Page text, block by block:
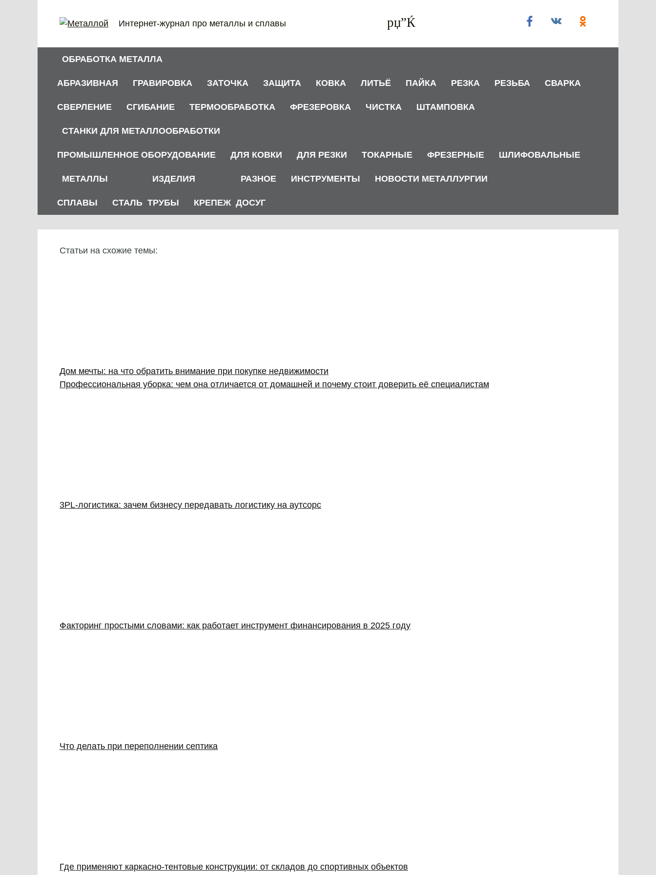
Интернет-журнал про металлы и сплавы
ОБРАБОТКА МЕТАЛЛА
АБРАЗИВНАЯ ГРАВИРОВКА ЗАТОЧКА ЗАЩИТА КОВКА ЛИТЬЁ ПАЙКА РЕЗКА РЕЗЬБА СВАРКА
СВЕРЛЕНИЕ СГИБАНИЕ ТЕРМООБРАБОТКА ФРЕЗЕРОВКА ЧИСТКА ШТАМПОВКА
СТАНКИ ДЛЯ МЕТАЛЛООБРАБОТКИ
ПРОМЫШЛЕННОЕ ОБОРУДОВАНИЕ ДЛЯ КОВКИ ДЛЯ РЕЗКИ ТОКАРНЫЕ ФРЕЗЕРНЫЕ ШЛИФОВАЛЬНЫЕ
МЕТАЛЛЫ
СПЛАВЫ СТАЛЬ
ИЗДЕЛИЯ
ТРУБЫ КРЕПЕЖ
РАЗНОЕ
ДОСУГ
ИНСТРУМЕНТЫ НОВОСТИ МЕТАЛЛУРГИИ
Статьи на схожие темы:
Дом мечты: на что обратить внимание при покупке недвижимости
Профессиональная уборка: чем она отличается от домашней и почему стоит доверить её специалистам
3PL‑логистика: зачем бизнесу передавать логистику на аутсорс
Факторинг простыми словами: как работает инструмент финансирования в 2025 году
Что делать при переполнении септика
Где применяют каркасно‑тентовые конструкции: от складов до спортивных объектов